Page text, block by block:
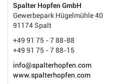
Spalter Hopfen GmbH
Gewerbepark Hügelmühle 40
91174 Spalt
+49 91 75 - 7 88-88
+49 91 75 - 7 88-15
info@spalterhopfen.com
www.spalterhopfen.com